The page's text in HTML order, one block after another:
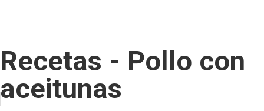
Recetas - Pollo con
aceitunas